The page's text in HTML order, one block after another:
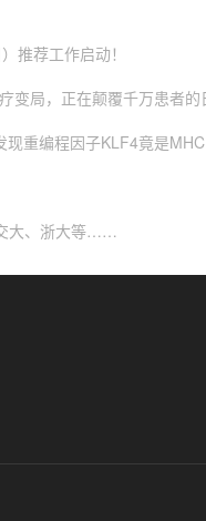
推荐工作启动！
变局，正在颠覆千万患者的
重编程因子KLF4竟是
大、浙大等……